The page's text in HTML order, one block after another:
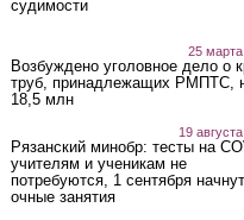
судимости
25
Возбуждено уголовное дело о
труб, принадлежащих РМПТС,
18,5 млн
19
Рязанский минобр: тесты на
учителям и ученикам не
потребуются, 1 сентября
очные занятия